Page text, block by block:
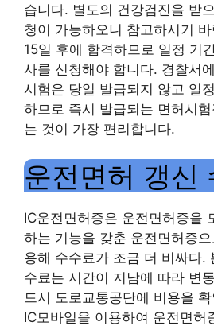
습니다. 별도의 건강검진을 받
청이 가능하오니 참고하시기
15일 후에 합격하므로 일정 기
사를 신청해야 합니다. 경찰서
시험은 당일 발급되지 않고 일
하므로 즉시 발급되는 면허시
는 것이 가장 편리합니다.
운전면허 갱신
IC운전면허증은 운전면허증을
하는 기능을 갖춘 운전면허증
용해 수수료가 조금 더 비싸다.
수료는 시간이 지남에 따라 변
드시 도로교통공단에 비용을
IC모바일을 이용하여 운전면허